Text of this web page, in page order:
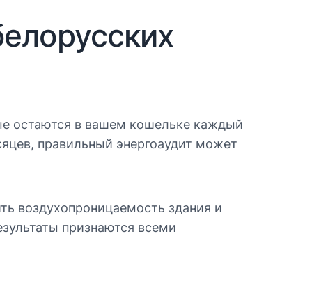
остаются в вашем кошельке каждый
правильный энергоаудит может
воздухопроницаемость здания и
признаются всеми